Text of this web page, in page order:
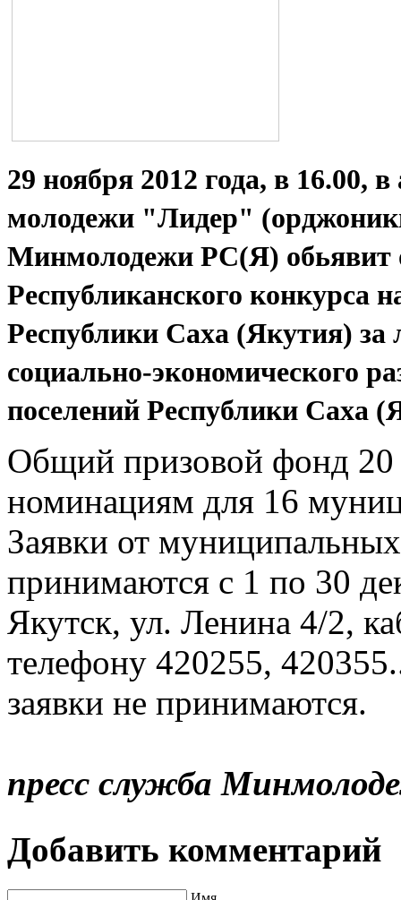
29 ноября 2012 года, в 16.00,
молодежи "Лидер"
Минмолодежи РС(Я) обьявит
Республиканского конкурса
Республики Саха (Якутия)
социально-экономического
поселений Республики Саха
Общий призовой фонд 20
номинациям для 16
Заявки от
принимаются с 1 по 30
Якутск, ул. Ленина 4/2,
телефону 420255,
заявки не принимаются.
пресс служба
Добавить комментарий